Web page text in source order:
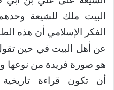
البيت ملك للشيعة
الفكر الإسلامي أن هذه
عن أهل البيت في حين
هو صورة فريدة من نوعها
أن تكون قراءة